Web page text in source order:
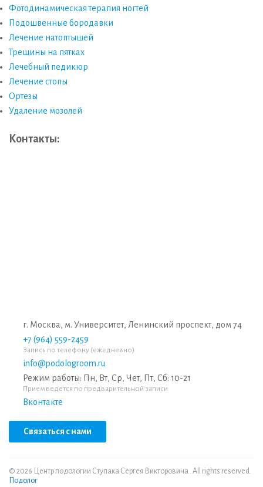
Фотодинамическая терапия ногтей
Подошвенные бородавки
Лечение натоптышей
Трещины на пятках
Лечебный педикюр
Лечение стопы
Ортезы
Удаление мозолей
Контакты:
г. Москва, м. Университет, Ленинский проспект, дом 74
+7 (964) 559-2459
Запись по телефону (ежедневно)
info@podologroom.ru
Режим работы: Пн, Вт, Ср, Чет, Пт, Сб: 10-21
Прием ведется по предварительной записи
Вконтакте
Связаться с нами
© 2026 Центр подологии Ступака Сергея Викторовича . All rights reserved.
Подолог